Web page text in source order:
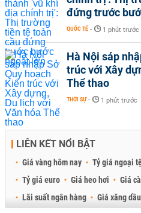
đứng trước
QUỐC TẾ - 1 phút trước
Hà Nội sáp
trúc với Xây
Thể thao
THỜI SỰ - 1 phút trước
LIÊN KẾT NỔI BẬT
Giá vàng hôm nay Tỷ giá ngoại
Tỷ giá euro
Giá heo hơi Giá
Lãi suất ngân hàng
Giá xăng dầu